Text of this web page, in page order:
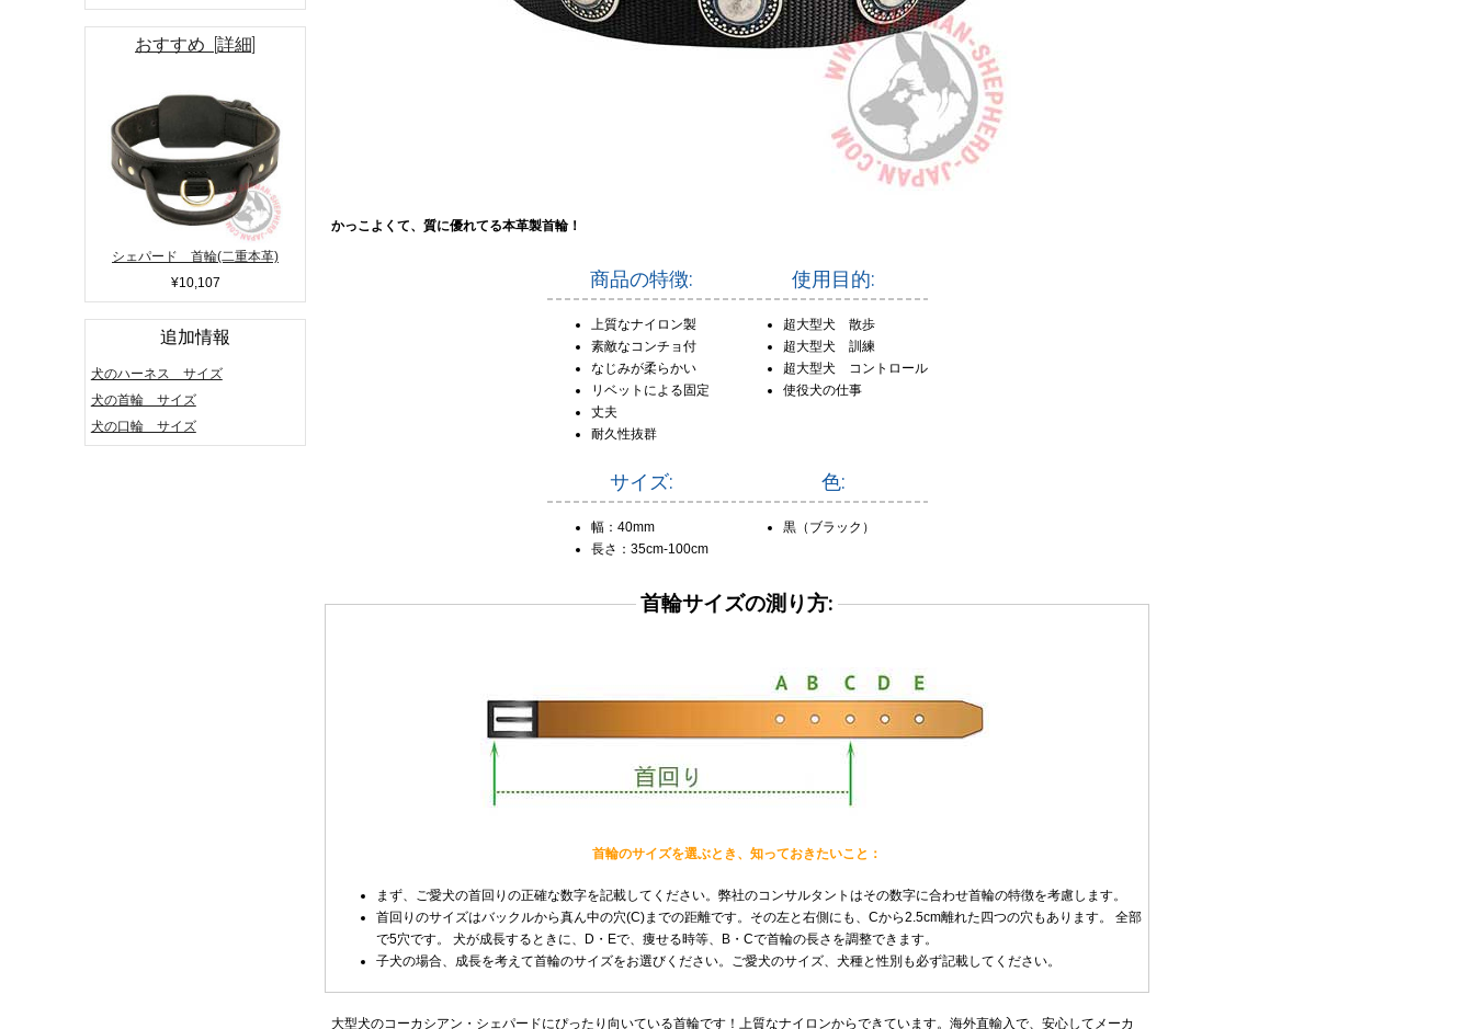
おすすめ [詳細]
シェパード 首輪(二重本革)
¥10,107
追加情報
犬のハーネス サイズ
犬の首輪 サイズ
犬の口輪 サイズ
かっこよくて、質に優れてる本革製首輪！
商品の特徴:
上質なナイロン製
素敵なコンチョ付
なじみが柔らかい
リベットによる固定
丈夫
耐久性抜群
使用目的:
超大型犬 散歩
超大型犬 訓練
超大型犬 コントロール
使役犬の仕事
サイズ:
幅：40mm
長さ：35cm-100cm
色:
黒（ブラック）
首輪サイズの測り方:
首輪のサイズを選ぶとき、知っておきたいこと：
まず、ご愛犬の首回りの正確な数字を記載してください。弊社のコンサルタントはその数字に合わせ首輪の特徴を考慮します。
首回りのサイズはバックルから真ん中の穴(C)までの距離です。その左と右側にも、Cから2.5cm離れた四つの穴もあります。 全部
で5穴です。 犬が成長するときに、D・Eで、痩せる時等、B・Cで首輪の長さを調整できます。
子犬の場合、成長を考えて首輪のサイズをお選びください。ご愛犬のサイズ、犬種と性別も必ず記載してください。
大型犬のコーカシアン・シェパードにぴったり向いている首輪です！上質なナイロンからできています。海外直輸入で、安心してメーカ